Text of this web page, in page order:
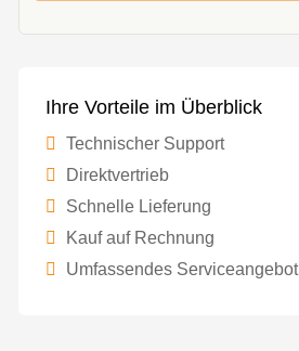
Ihre Vorteile im Überblick
Technischer Support
Direktvertrieb
Schnelle Lieferung
Kauf auf Rechnung
Umfassendes Serviceangebot